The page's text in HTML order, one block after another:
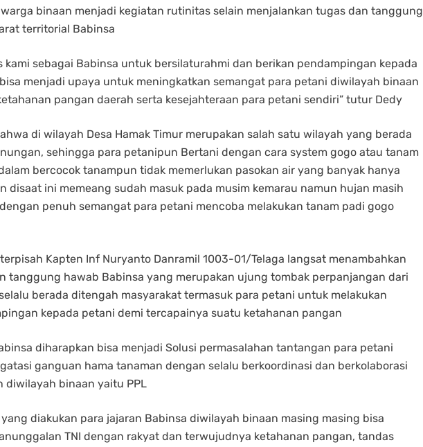
binaan menjadi kegiatan rutinitas selain menjalankan tugas dan tanggung
territorial Babinsa
kami sebagai Babinsa untuk bersilaturahmi dan berikan pendampingan kepada
menjadi upaya untuk meningkatkan semangat para petani diwilayah binaan
pangan daerah serta kesejahteraan para petani sendiri” tutur Dedy
di wilayah Desa Hamak Timur merupakan salah satu wilayah yang berada
sehingga para petanipun Bertani dengan cara system gogo atau tanam
bercocok tanampun tidak memerlukan pasokan air yang banyak hanya
disaat ini memeang sudah masuk pada musim kemarau namun hujan masih
penuh semangat para petani mencoba melakukan tanam padi gogo
Kapten Inf Nuryanto Danramil 1003-01/Telaga langsat menambahkan
tanggung hawab Babinsa yang merupakan ujung tombak perpanjangan dari
berada ditengah masyarakat termasuk para petani untuk melakukan
kepada petani demi tercapainya suatu ketahanan pangan
diharapkan bisa menjadi Solusi permasalahan tantangan para petani
ganguan hama tanaman dengan selalu berkoordinasi dan berkolaborasi
diwilayah binaan yaitu PPL
diakukan para jajaran Babinsa diwilayah binaan masing masing bisa
TNI dengan rakyat dan terwujudnya ketahanan pangan, tandas